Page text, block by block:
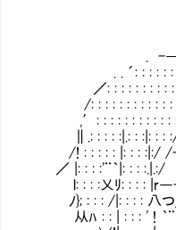
. -
. . ´: : : : : : : : : :
／: : : : : : : : : : : : :
/: : : : : : : : : : : : : : :
,′: : : : : : : : : : : : : :
∥.: : : : :|.: : :|: : : :/
/! : : : : : |: : : :|:/ /-|:
／ |: : : :'¨｀|: : : :.|.:/
l: : : :乂ﾘ: : : : |r―-ミ
ﾉ}; : : : /|: : : : 八つ_
从ﾊ : : | : : : ' ! ｀¨´